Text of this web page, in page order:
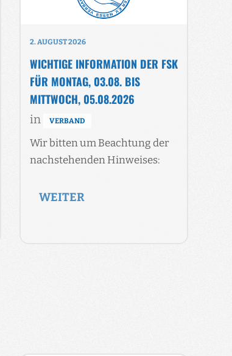
2. AUGUST 2026
WICHTIGE INFORMATION DER FSK
FÜR MONTAG, 03.08. BIS
MITTWOCH, 05.08.2026
in VERBAND
Wir bitten um Beachtung der
nachstehenden Hinweises:
WEITER